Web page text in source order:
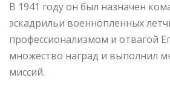
В 1941 году он был назначен
эскадрильи военнопленных
профессионализмом и отвагой
множество наград и выполнил
миссий.